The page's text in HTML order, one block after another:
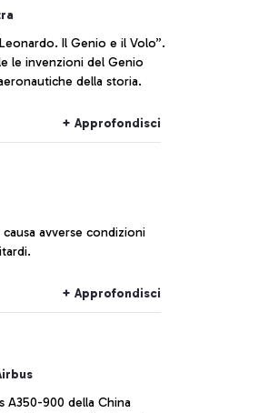
Il Genio e il Volo”.
le invenzioni del Genio
della storia.
+ Approfondisci
avverse condizioni
+ Approfondisci
A350-900 della China